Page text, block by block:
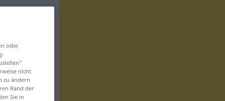
oder
nicht
zu ändern
Rand der
Sie in